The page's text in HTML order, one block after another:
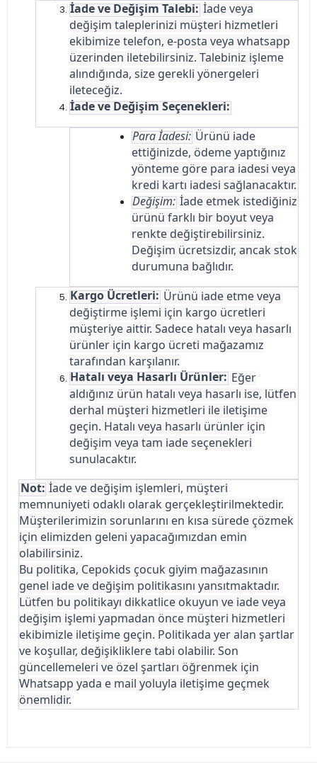
İade ve Değişim Talebi:İade veya
değişim taleplerinizi müşteri hizmetleri
ekibimize telefon, e-posta veya whatsapp
üzerinden iletebilirsiniz. Talebiniz işleme
alındığında, size gerekli yönergeleri
ileteceğiz.
İade ve Değişim Seçenekleri:
Para İadesi:Ürünü iade
ettiğinizde, ödeme yaptığınız
yönteme göre para iadesi veya
kredi kartı iadesi sağlanacaktır.
Değişim:İade etmek istediğiniz
ürünü farklı bir boyut veya
renkte değiştirebilirsiniz.
Değişim ücretsizdir, ancak stok
durumuna bağlıdır.
Kargo Ücretleri:Ürünü iade etme veya
değiştirme işlemi için kargo ücretleri
müşteriye aittir. Sadece hatalı veya hasarlı
ürünler için kargo ücreti mağazamız
tarafından karşılanır.
Hatalı veya Hasarlı Ürünler:Eğer
aldığınız ürün hatalı veya hasarlı ise, lütfen
derhal müşteri hizmetleri ile iletişime
geçin. Hatalı veya hasarlı ürünler için
değişim veya tam iade seçenekleri
sunulacaktır.
Not:İade ve değişim işlemleri, müşteri
memnuniyeti odaklı olarak gerçekleştirilmektedir.
Müşterilerimizin sorunlarını en kısa sürede çözmek
için elimizden geleni yapacağımızdan emin
olabilirsiniz.
Bu politika, Cepokids çocuk giyim mağazasının
genel iade ve değişim politikasını yansıtmaktadır.
Lütfen bu politikayı dikkatlice okuyun ve iade veya
değişim işlemi yapmadan önce müşteri hizmetleri
ekibimizle iletişime geçin. Politikada yer alan şartlar
ve koşullar, değişikliklere tabi olabilir. Son
güncellemeleri ve özel şartları öğrenmek için
Whatsapp yada e mail yoluyla iletişime geçmek
önemlidir.